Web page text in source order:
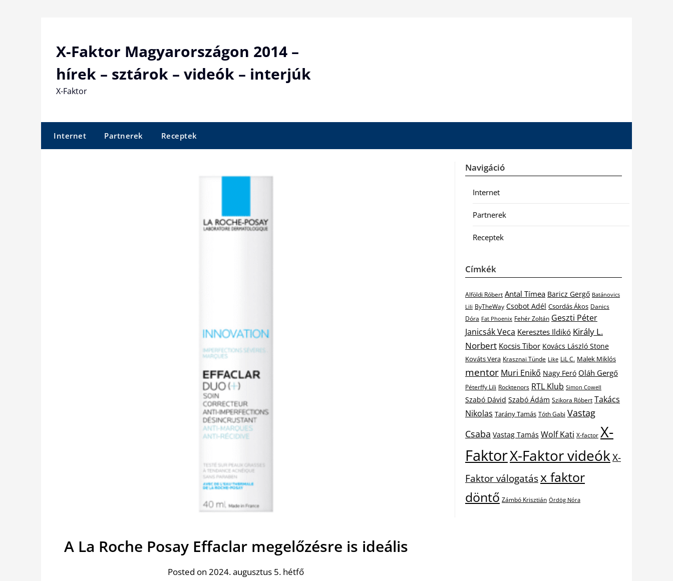
X-Faktor Magyarországon 2014 –
hírek – sztárok – videók – interjúk
X-Faktor
Internet Partnerek Receptek
A La Roche Posay Effaclar megelőzésre is ideális
Posted on 2024. augusztus 5. hétfő
Navigáció
Internet
Partnerek
Receptek
Címkék
Alföldi Róbert Antal Tímea Baricz Gergő Batánovics
Lili ByTheWay Csobot Adél Csordás Ákos Danics
Dóra Fat Phoenix Fehér Zoltán Geszti Péter
Janicsák Veca Keresztes Ildikó Király L.
Norbert Kocsis Tibor Kovács László Stone
Kováts Vera Krasznai Tünde Like LiL C. Malek Miklós
mentor Muri Enikő Nagy Feró Oláh Gergő
Péterffy Lili Rocktenors RTL Klub Simon Cowell
Szabó Dávid Szabó Ádám Szikora Róbert Takács
Nikolas Tarány Tamás Tóth Gabi Vastag
Csaba Vastag Tamás Wolf Kati X-factor X-
FaktorX-Faktor videókX-
Faktor válogatásx faktor
döntő Zámbó Krisztián Ördög Nóra